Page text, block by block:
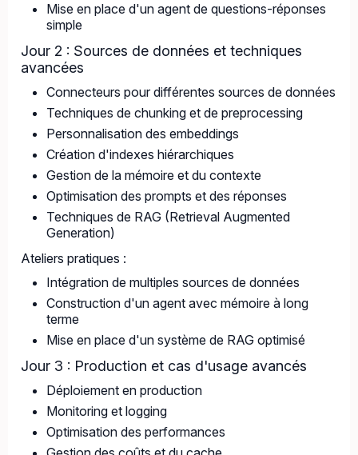
Mise en place d'un agent de questions-réponses
simple
Jour 2 : Sources de données et techniques
avancées
Connecteurs pour différentes sources de données
Techniques de chunking et de preprocessing
Personnalisation des embeddings
Création d'indexes hiérarchiques
Gestion de la mémoire et du contexte
Optimisation des prompts et des réponses
Techniques de RAG (Retrieval Augmented
Generation)
Ateliers pratiques :
Intégration de multiples sources de données
Construction d'un agent avec mémoire à long
terme
Mise en place d'un système de RAG optimisé
Jour 3 : Production et cas d'usage avancés
Déploiement en production
Monitoring et logging
Optimisation des performances